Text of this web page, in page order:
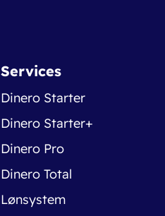
Services
Dinero Starter
Dinero Starter+
Dinero Pro
Dinero Total
Lønsystem